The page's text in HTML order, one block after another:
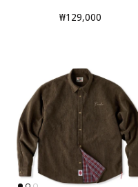
₩129,000